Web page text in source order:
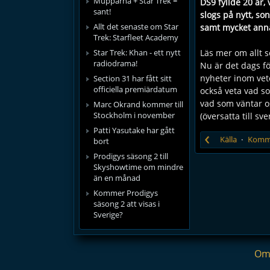
sant!
Allt det senaste om Star
Trek: Starfleet Academy
Star Trek: Khan - ett nytt
radiodrama!
Section 31 har fått sitt
officiella premiärdatum
Marc Okrand kommer till
Stockholm i november
Patti Yasutake har gått
bort
Prodigys säsong 2 till
Skyshowtime om mindre
än en månad
Kommer Prodigys
säsong 2 att visas i
Sverige?
slogs på nytt,
samt mycket
Läs mer om allt
Nu är det dags
nyheter inom
också veta vad
vad som väntar
(översatta till
‹ Källa